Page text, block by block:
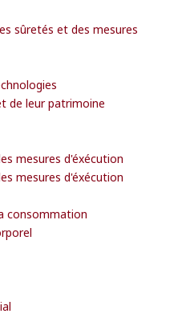
sûretés et des mesures
de leur patrimoine
mesures d'éxécution
mesures d'éxécution
consommation